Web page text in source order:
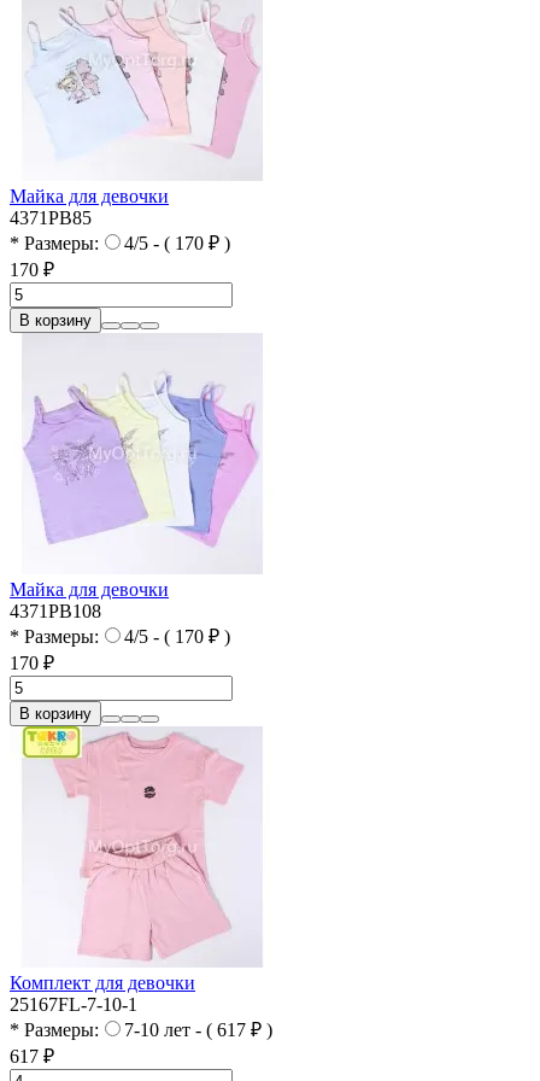
Майка для девочки
4371PB85
* Размеры:
4/5 - ( 170 ₽ )
170 ₽
В корзину
Майка для девочки
4371PB108
* Размеры:
4/5 - ( 170 ₽ )
170 ₽
В корзину
Комплект для девочки
25167FL-7-10-1
* Размеры:
7-10 лет - ( 617 ₽ )
617 ₽